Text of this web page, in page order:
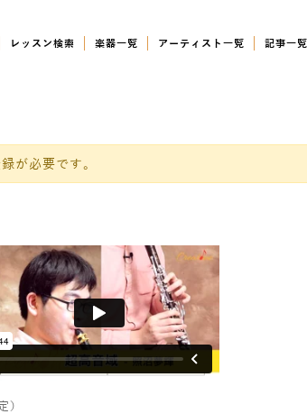
レッスン検索 楽器一覧 アーティスト一覧 記事一覧
が必要です。
）